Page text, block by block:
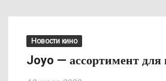
Новости кино
Joyo — ассортимент для